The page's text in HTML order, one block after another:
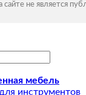
сайте не является
мебель
инструментов